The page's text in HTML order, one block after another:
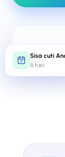
Sisa cuti
8 hari